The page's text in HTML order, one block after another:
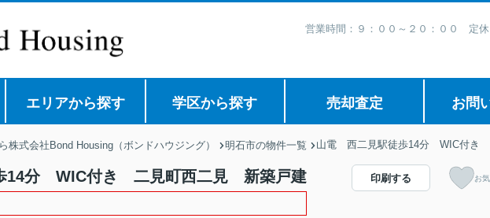
営業時間：９：００～２０：００ 定
エリアから探す 学区から探す 売却査定 お問
株式会社Bond Housing（ボンドハウジング） 明石市の物件一覧 山電 西二見駅徒歩14分 WIC付き
14分 WIC付き 二見町西二見 新築戸建 印刷する お